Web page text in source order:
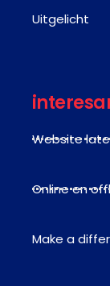
Uitgelicht
Website
Online en
Make a